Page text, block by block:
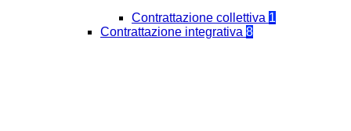
Contrattazione collettiva 1
Contrattazione integrativa 8